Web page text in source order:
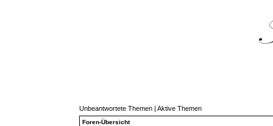
Unbeantwortete Themen | Aktive Themen
Foren-Übersicht